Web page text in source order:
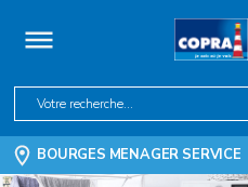
BOURGES MENAGER SERVICE